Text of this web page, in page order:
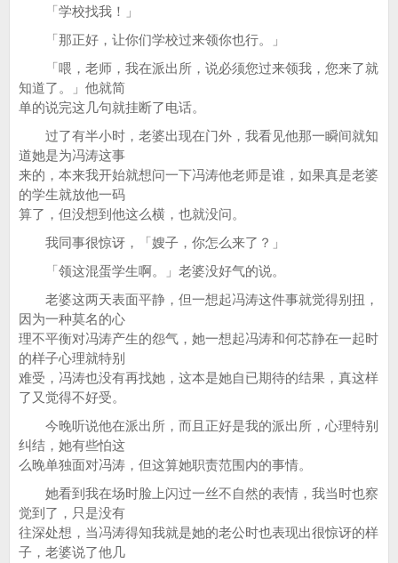
「学校找我！」
「那正好，让你们学校过来领你也行。」
「喂，老师，我在派出所，说必须您过来领我，您来了就
知道了。」他就简
单的说完这几句就挂断了电话。
过了有半小时，老婆出现在门外，我看见他那一瞬间就知
道她是为冯涛这事
来的，本来我开始就想问一下冯涛他老师是谁，如果真是老婆
的学生就放他一码
算了，但没想到他这么横，也就没问。
我同事很惊讶，「嫂子，你怎么来了？」
「领这混蛋学生啊。」老婆没好气的说。
老婆这两天表面平静，但一想起冯涛这件事就觉得别扭，
因为一种莫名的心
理不平衡对冯涛产生的怨气，她一想起冯涛和何芯静在一起时
的样子心理就特别
难受，冯涛也没有再找她，这本是她自已期待的结果，真这样
了又觉得不好受。
今晚听说他在派出所，而且正好是我的派出所，心理特别
纠结，她有些怕这
么晚单独面对冯涛，但这算她职责范围内的事情。
她看到我在场时脸上闪过一丝不自然的表情，我当时也察
觉到了，只是没有
往深处想，当冯涛得知我就是她的老公时也表现出很惊讶的样
子，老婆说了他几